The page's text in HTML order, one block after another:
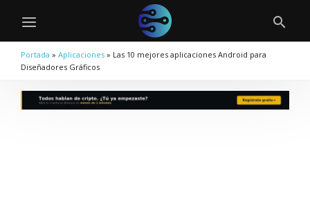
Portada » Aplicaciones » Las 10 mejores aplicaciones Android para
Diseñadores Gráficos